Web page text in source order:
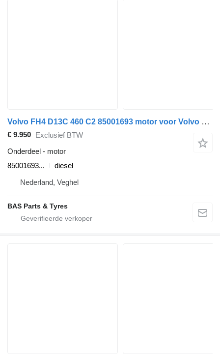
Volvo FH4 D13C 460 C2 85001693 motor voor Volvo FH4 vrachtwagen
€ 9.950 Exclusief BTW
Onderdeel - motor
85001693...
diesel
Nederland, Veghel
BAS Parts & Tyres